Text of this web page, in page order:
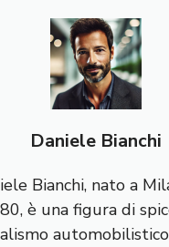
Daniele Bianchi
Bianchi, nato a
è una figura di